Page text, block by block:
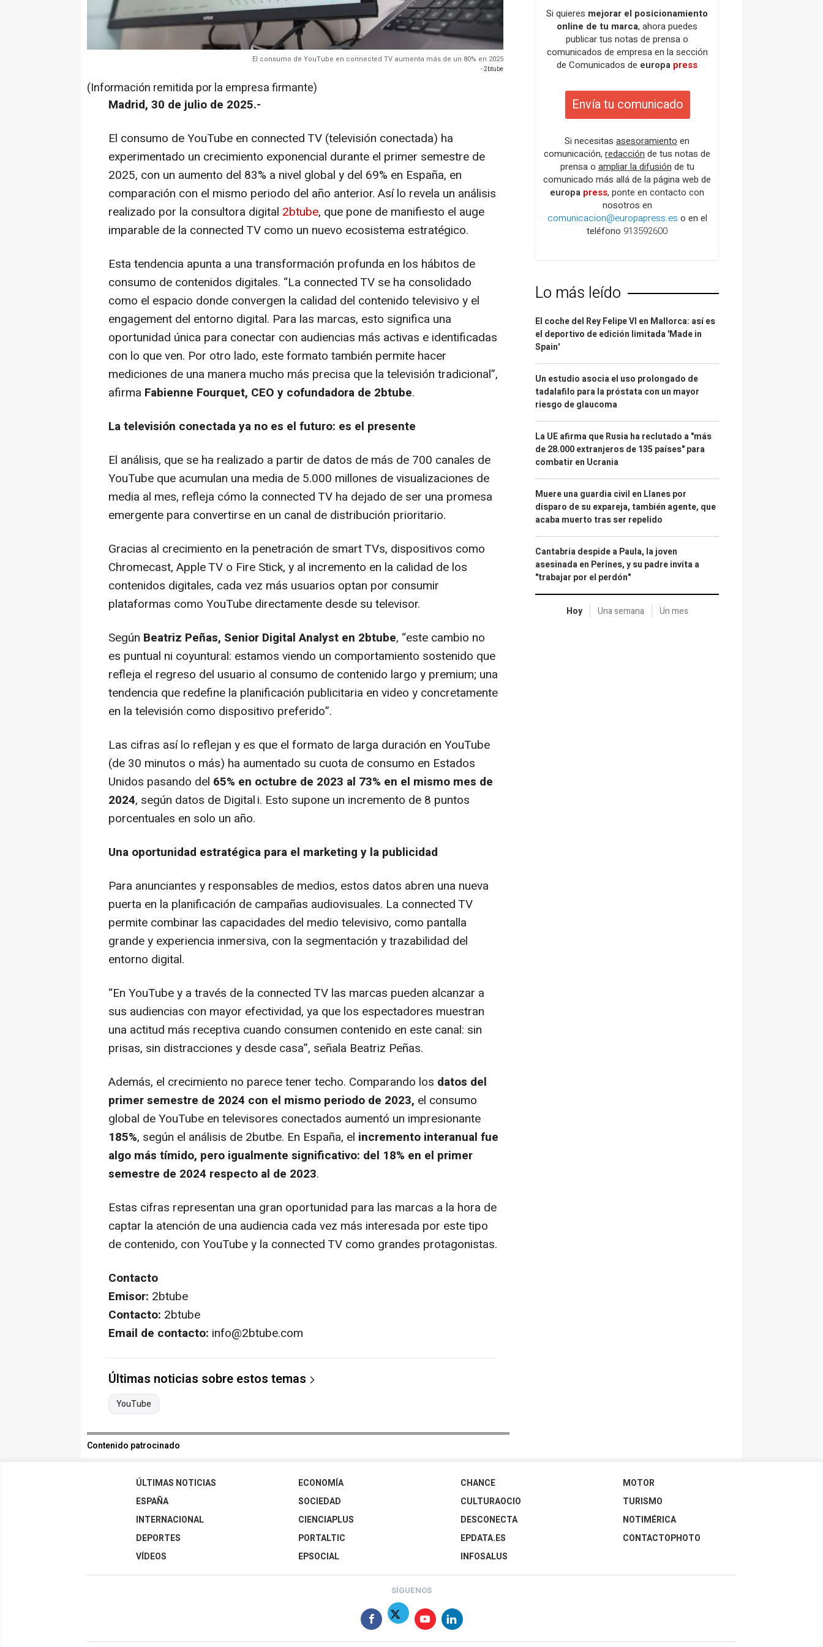
El consumo de YouTube en connected TV aumenta más de un 80% en 2025
- 2btube
(Información remitida por la empresa firmante)
Madrid, 30 de julio de 2025.-
El consumo de YouTube en connected TV (televisión conectada) ha
experimentado un crecimiento exponencial durante el primer semestre de
2025, con un aumento del 83% a nivel global y del 69% en España, en
comparación con el mismo periodo del año anterior. Así lo revela un análisis
realizado por la consultora digital 2btube, que pone de manifiesto el auge
imparable de la connected TV como un nuevo ecosistema estratégico.
Esta tendencia apunta a una transformación profunda en los hábitos de
consumo de contenidos digitales. “La connected TV se ha consolidado
como el espacio donde convergen la calidad del contenido televisivo y el
engagement del entorno digital. Para las marcas, esto significa una
oportunidad única para conectar con audiencias más activas e identificadas
con lo que ven. Por otro lado, este formato también permite hacer
mediciones de una manera mucho más precisa que la televisión tradicional”,
afirma Fabienne Fourquet, CEO y cofundadora de 2btube.
La televisión conectada ya no es el futuro: es el presente
El análisis, que se ha realizado a partir de datos de más de 700 canales de
YouTube que acumulan una media de 5.000 millones de visualizaciones de
media al mes, refleja cómo la connected TV ha dejado de ser una promesa
emergente para convertirse en un canal de distribución prioritario.
Gracias al crecimiento en la penetración de smart TVs, dispositivos como
Chromecast, Apple TV o Fire Stick, y al incremento en la calidad de los
contenidos digitales, cada vez más usuarios optan por consumir
plataformas como YouTube directamente desde su televisor.
Según Beatriz Peñas, Senior Digital Analyst en 2btube, “este cambio no
es puntual ni coyuntural: estamos viendo un comportamiento sostenido que
refleja el regreso del usuario al consumo de contenido largo y premium; una
tendencia que redefine la planificación publicitaria en video y concretamente
en la televisión como dispositivo preferido”.
Las cifras así lo reflejan y es que el formato de larga duración en YouTube
(de 30 minutos o más) ha aumentado su cuota de consumo en Estados
Unidos pasando del 65% en octubre de 2023 al 73% en el mismo mes de
2024, según datos de Digital i. Esto supone un incremento de 8 puntos
porcentuales en solo un año.
Una oportunidad estratégica para el marketing y la publicidad
Para anunciantes y responsables de medios, estos datos abren una nueva
puerta en la planificación de campañas audiovisuales. La connected TV
permite combinar las capacidades del medio televisivo, como pantalla
grande y experiencia inmersiva, con la segmentación y trazabilidad del
entorno digital.
“En YouTube y a través de la connected TV las marcas pueden alcanzar a
sus audiencias con mayor efectividad, ya que los espectadores muestran
una actitud más receptiva cuando consumen contenido en este canal: sin
prisas, sin distracciones y desde casa”, señala Beatriz Peñas.
Además, el crecimiento no parece tener techo. Comparando los datos del
primer semestre de 2024 con el mismo periodo de 2023, el consumo
global de YouTube en televisores conectados aumentó un impresionante
185%, según el análisis de 2butbe. En España, el incremento interanual fue
algo más tímido, pero igualmente significativo: del 18% en el primer
semestre de 2024 respecto al de 2023.
Estas cifras representan una gran oportunidad para las marcas a la hora de
captar la atención de una audiencia cada vez más interesada por este tipo
de contenido, con YouTube y la connected TV como grandes protagonistas.
Contacto
Emisor: 2btube
Contacto: 2btube
Email de contacto: info@2btube.com
Últimas noticias sobre estos temas
YouTube
Contenido patrocinado
Si quieres mejorar el posicionamiento
online de tu marca, ahora puedes
publicar tus notas de prensa o
comunicados de empresa en la sección
de Comunicados de europa press
Envía tu comunicado
Si necesitas asesoramiento en
comunicación, redacción de tus notas de
prensa o ampliar la difusión de tu
comunicado más allá de la página web de
europa press, ponte en contacto con
nosotros en
comunicacion@europapress.es o en el
teléfono 913592600
Lo más leído
El coche del Rey Felipe VI en Mallorca: así es
el deportivo de edición limitada 'Made in
Spain'
Un estudio asocia el uso prolongado de
tadalafilo para la próstata con un mayor
riesgo de glaucoma
La UE afirma que Rusia ha reclutado a "más
de 28.000 extranjeros de 135 países" para
combatir en Ucrania
Muere una guardia civil en Llanes por
disparo de su expareja, también agente, que
acaba muerto tras ser repelido
Cantabria despide a Paula, la joven
asesinada en Perines, y su padre invita a
"trabajar por el perdón"
Hoy Una semana Un mes
ÚLTIMAS NOTICIAS
ESPAÑA
INTERNACIONAL
DEPORTES
VÍDEOS
ECONOMÍA
SOCIEDAD
CIENCIAPLUS
PORTALTIC
EPSOCIAL
CHANCE
CULTURAOCIO
DESCONECTA
EPDATA.ES
INFOSALUS
MOTOR
TURISMO
NOTIMÉRICA
CONTACTOPHOTO
SÍGUENOS